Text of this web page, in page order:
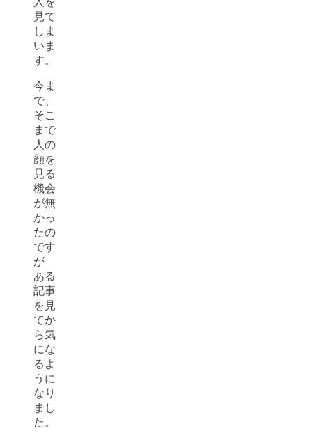
見て
しま
いま
す。
今ま
で、
そこ
まで
人の
顔を
見る
機会
が無
かっ
たの
です
が
ある
記事
を見
てか
ら気
にな
るよ
うに
なり
まし
た。